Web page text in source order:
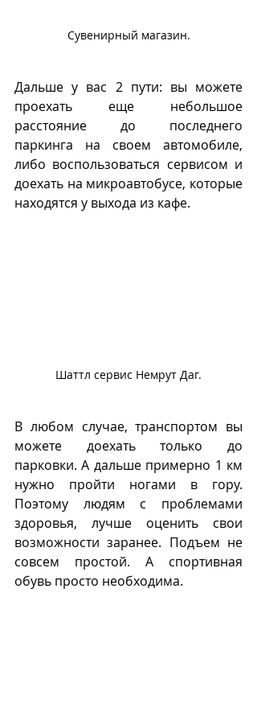
Сувенирный магазин.
Дальше у вас 2 пути: вы можете
проехать еще небольшое
расстояние до последнего
паркинга на своем автомобиле,
либо воспользоваться сервисом и
доехать на микроавтобусе, которые
находятся у выхода из кафе.
Шаттл сервис Немрут Даг.
В любом случае, транспортом вы
можете доехать только до
парковки. А дальше примерно 1 км
нужно пройти ногами в гору.
Поэтому людям с проблемами
здоровья, лучше оценить свои
возможности заранее. Подъем не
совсем простой. А спортивная
обувь просто необходима.